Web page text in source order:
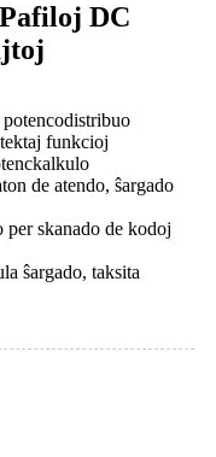
DC
funkcioj
de atendo, ŝargado
per skanado de kodoj
ŝargado, taksita